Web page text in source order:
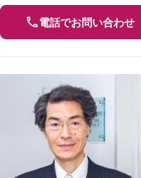
電話でお問い合わせ